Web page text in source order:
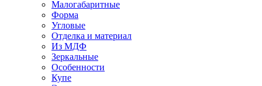
Малогабаритные
Форма
Угловые
Отделка и материал
Из МДФ
Зеркальные
Особенности
Купе